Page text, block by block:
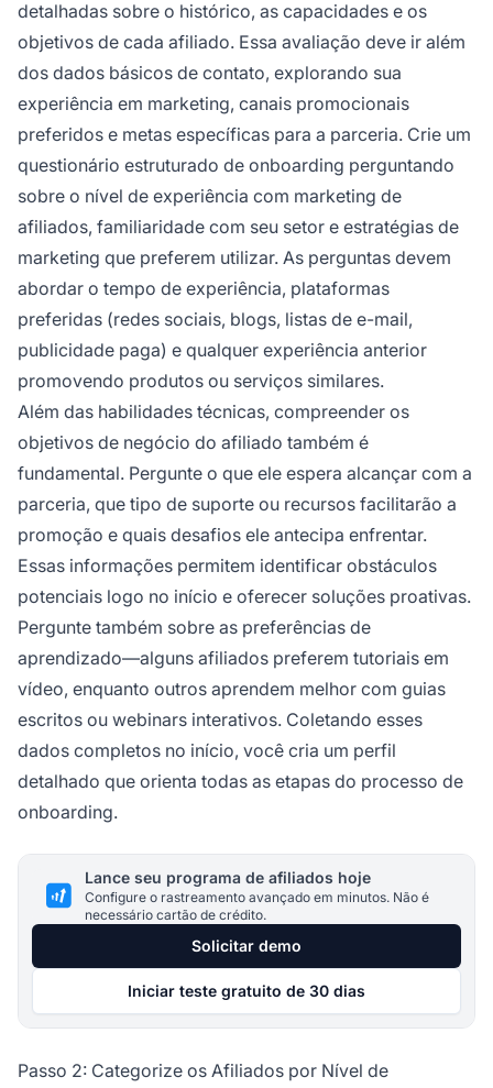
detalhadas sobre o histórico, as capacidades e os
objetivos de cada afiliado. Essa avaliação deve ir além
dos dados básicos de contato, explorando sua
experiência em marketing, canais promocionais
preferidos e metas específicas para a parceria. Crie um
questionário estruturado de onboarding perguntando
sobre o nível de experiência com marketing de
afiliados, familiaridade com seu setor e estratégias de
marketing que preferem utilizar. As perguntas devem
abordar o tempo de experiência, plataformas
preferidas (redes sociais, blogs, listas de e-mail,
publicidade paga) e qualquer experiência anterior
promovendo produtos ou serviços similares.
Além das habilidades técnicas, compreender os
objetivos de negócio do afiliado também é
fundamental. Pergunte o que ele espera alcançar com a
parceria, que tipo de suporte ou recursos facilitarão a
promoção e quais desafios ele antecipa enfrentar.
Essas informações permitem identificar obstáculos
potenciais logo no início e oferecer soluções proativas.
Pergunte também sobre as preferências de
aprendizado—alguns afiliados preferem tutoriais em
vídeo, enquanto outros aprendem melhor com guias
escritos ou webinars interativos. Coletando esses
dados completos no início, você cria um perfil
detalhado que orienta todas as etapas do processo de
onboarding.
Lance seu programa de afiliados hoje
Configure o rastreamento avançado em minutos. Não é
necessário cartão de crédito.
Solicitar demo
Iniciar teste gratuito de 30 dias
Passo 2: Categorize os Afiliados por Nível de